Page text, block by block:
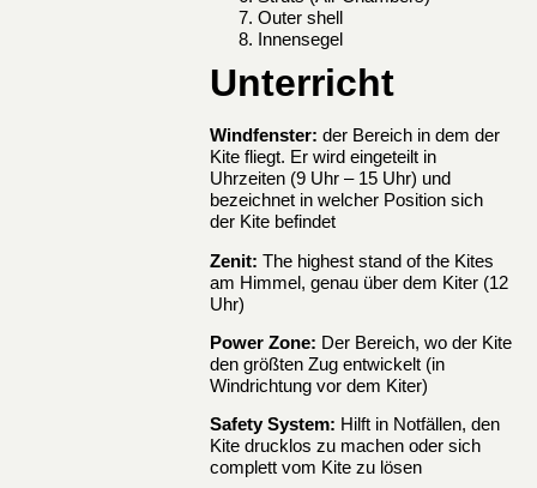
Outer shell
Innensegel
Unterricht
Windfenster: der Bereich in dem der
Kite fliegt. Er wird eingeteilt in
Uhrzeiten (9 Uhr – 15 Uhr) und
bezeichnet in welcher Position sich
der Kite befindet
Zenit: The highest stand of the Kites
am Himmel, genau über dem Kiter (12
Uhr)
Power Zone: Der Bereich, wo der Kite
den größten Zug entwickelt (in
Windrichtung vor dem Kiter)
Safety System: Hilft in Notfällen, den
Kite drucklos zu machen oder sich
complett vom Kite zu lösen